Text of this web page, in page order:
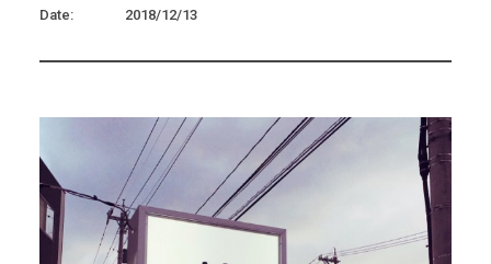
Date 2018/12/13